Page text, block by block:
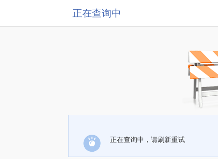
正在查询中
正在查询中，请刷新重试